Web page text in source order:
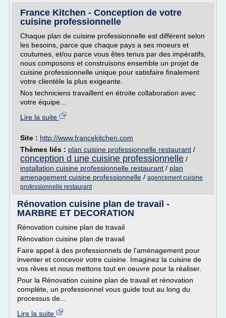
France Kitchen - Conception de votre
cuisine professionnelle
Chaque plan de cuisine professionnelle est différent selon
les besoins, parce que chaque pays a ses moeurs et
coutumes, et/ou parce vous êtes tenus par des impératifs,
nous composons et construisons ensemble un projet de
cuisine professionnelle unique pour satisfaire finalement
votre clientèle la plus exigeante.
Nos techniciens travaillent en étroite collaboration avec
votre équipe...
Lire la suite
Site : http://www.francekitchen.com
Thèmes liés : plan cuisine professionnelle restaurant /
conception d une cuisine professionnelle /
installation cuisine professionnelle restaurant / plan
amenagement cuisine professionnelle / agencement cuisine
professionnelle restaurant
Rénovation cuisine plan de travail -
MARBRE ET DECORATION
Rénovation cuisine plan de travail
Rénovation cuisine plan de travail
Faire appel à des professionnels de l'aménagement pour
inventer et concevoir votre cuisine. Imaginez la cuisine de
vos rêves et nous mettons tout en oeuvre pour la réaliser.
Pour la Rénovation cuisine plan de travail et rénovation
complète, un professionnel vous guide tout au long du
processus de...
Lire la suite